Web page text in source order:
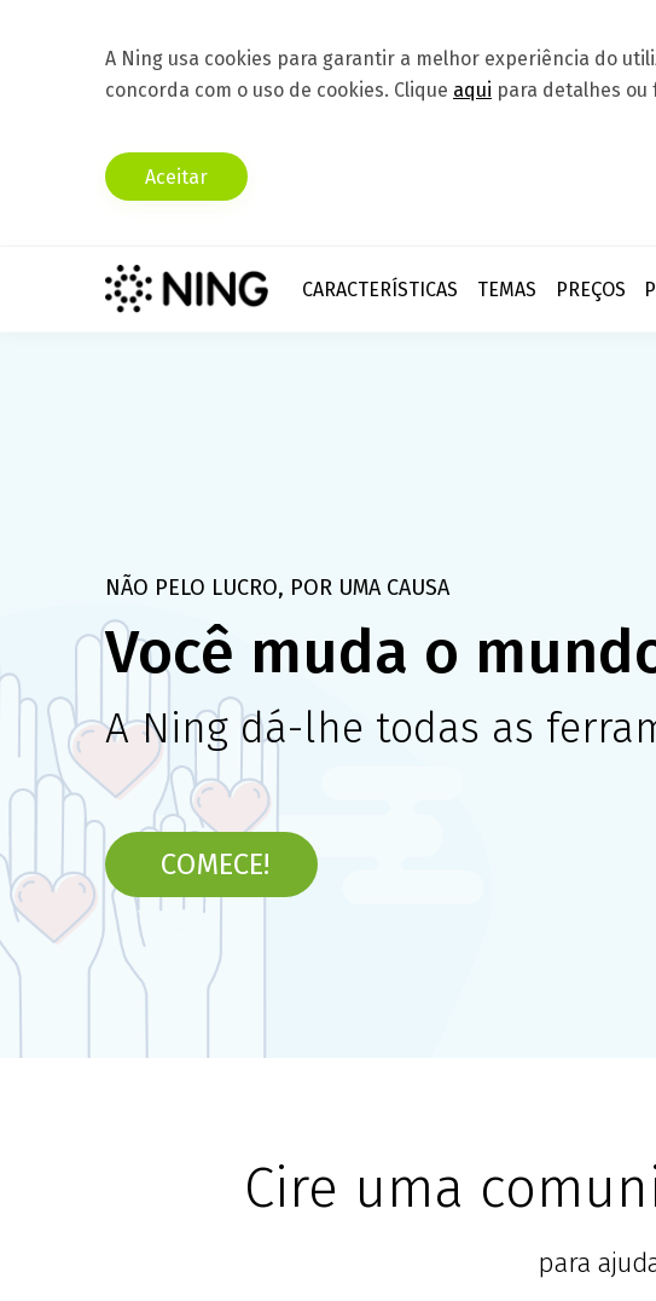
A Ning usa cookies para garantir a melhor experiência do
concorda com o uso de cookies. Clique aqui para detalhes ou
Aceitar
CARACTERÍSTICAS TEMAS PREÇOS
NÃO PELO LUCRO, POR UMA CAUSA
Você muda o
A Ning dá-lhe todas as
COMECE!
Cire uma
para